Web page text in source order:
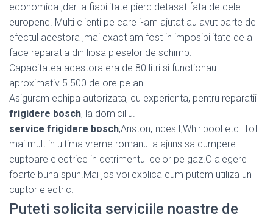
economica ,dar la fiabilitate pierd detasat fata de cele
europene. Multi clienti pe care i-am ajutat au avut parte de
efectul acestora ,mai exact am fost in imposibilitate de a
face reparatia din lipsa pieselor de schimb.
Capacitatea acestora era de 80 litri si functionau
aproximativ 5.500 de ore pe an.
Asiguram echipa autorizata, cu experienta, pentru reparatii
frigidere bosch, la domiciliu.
service frigidere bosch,Ariston,Indesit,Whirlpool etc. Tot
mai mult in ultima vreme romanul a ajuns sa cumpere
cuptoare electrice in detrimentul celor pe gaz.O alegere
foarte buna spun.Mai jos voi explica cum putem utiliza un
cuptor electric.
Puteti solicita serviciile noastre de